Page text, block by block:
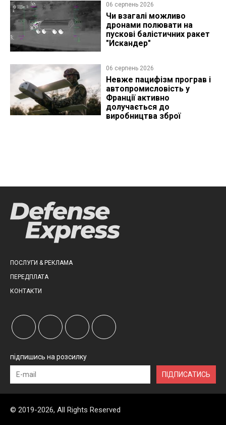
06 серпень 2026
Чи взагалі можливо
дронами полювати на
пускові балістичних ракет
"Искандер"
06 серпень 2026
Невже пацифізм програв і
автопромисловість у
Франції активно
долучається до
виробництва зброї
ПОСЛУГИ & РЕКЛАМА
ПЕРЕДПЛАТА
КОНТАКТИ
підпишись на розсилку
ПІДПИСАТИСЬ
© 2019-2026, All Rights Reserved